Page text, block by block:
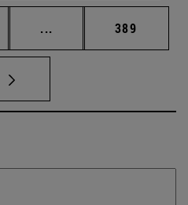
... Páginas intermedias
Página
389